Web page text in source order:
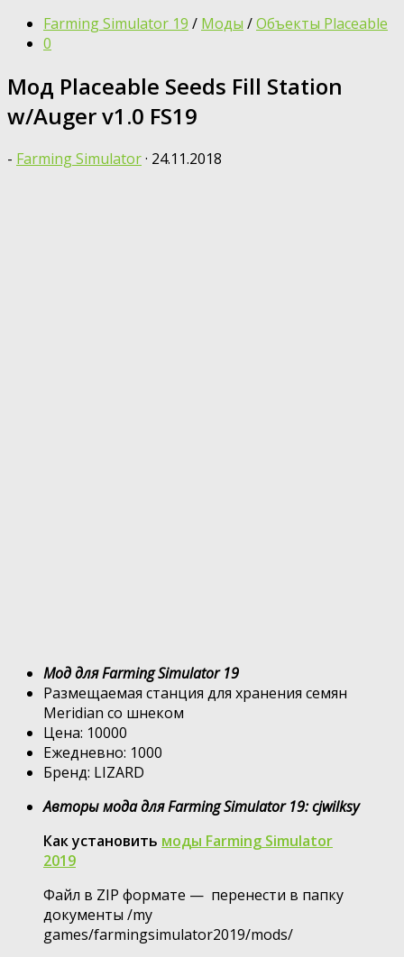
Farming Simulator 19 / Моды /Объекты Placeable
0
Мод Placeable Seeds Fill Station
w/Auger v1.0 FS19
- Farming Simulator· 24.11.2018
Мод для Farming Simulator 19
Размещаемая станция для хранения семян
Meridian со шнеком
Цена: 10000
Ежедневно: 1000
Бренд: LIZARD
Авторы мода для Farming Simulator 19: cjwilksy
Как установить моды Farming Simulator
2019
Файл в ZIP формате — перенести в папку
документы /my
games/farmingsimulator2019/mods/